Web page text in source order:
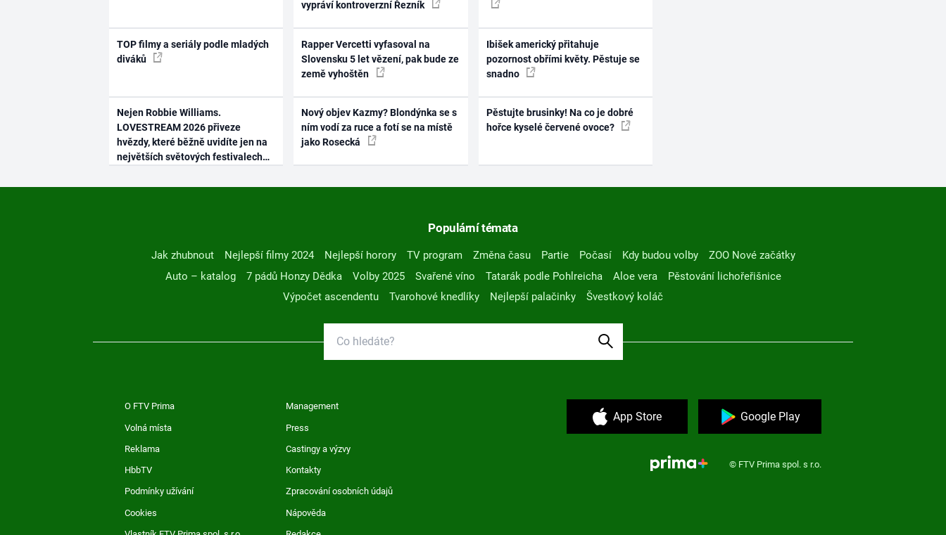
TOP filmy a seriály podle mladých
diváků
Nejen Robbie Williams.
LOVESTREAM 2026 přiveze
hvězdy, které běžně uvidíte jen na
největších světových festivalech
vypráví kontroverzní Řezník
Rapper Vercetti vyfasoval na
Slovensku 5 let vězení, pak bude ze
země vyhoštěn
Nový objev Kazmy? Blondýnka se s
ním vodí za ruce a fotí se na místě
jako Rosecká
Ibišek americký přitahuje
pozornost obřími květy. Pěstuje se
snadno
Pěstujte brusinky! Na co je dobré
hořce kyselé červené ovoce?
Populární témata
Jak zhubnout Nejlepší filmy 2024 Nejlepší horory TV program Změna času Partie Počasí Kdy budou volby
ZOO Nové začátky
Auto – katalog
7 pádů Honzy Dědka Volby 2025 Svařené víno Tatarák podle Pohlreicha Aloe vera
Pěstování lichořeřišnice
Výpočet ascendentu
Tvarohové knedlíky Nejlepší palačinky Švestkový koláč
O FTV Prima Management
Volná místa Press
Reklama Castingy a výzvy
HbbTV Kontakty
Podmínky užívání Zpracování osobních údajů
Cookies Nápověda
App Store Google Play
© FTV Prima spol. s r.o.